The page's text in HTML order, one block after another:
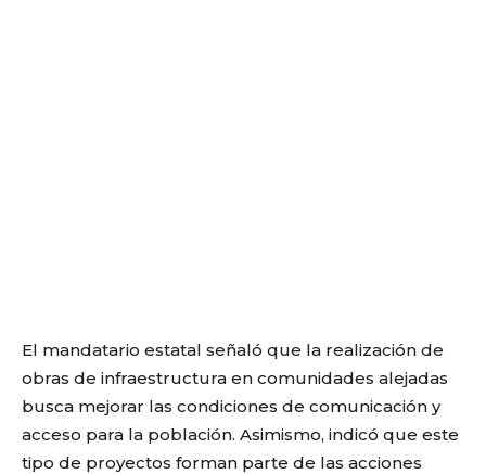
El mandatario estatal señaló que la realización de
obras de infraestructura en comunidades alejadas
busca mejorar las condiciones de comunicación y
acceso para la población. Asimismo, indicó que este
tipo de proyectos forman parte de las acciones